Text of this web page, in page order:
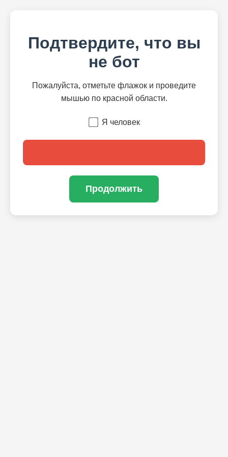
Подтвердите, что вы
не бот
Пожалуйста, отметьте флажок и проведите
мышью по красной области.
Я человек
Продолжить